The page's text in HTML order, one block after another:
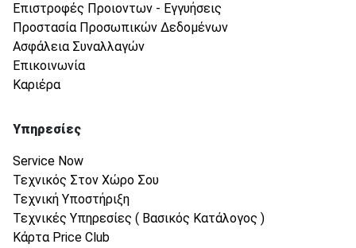
Επιστροφές Προιοντων - Εγγυήσεις
Προστασία Προσωπικών Δεδομένων
Ασφάλεια Συναλλαγών
Επικοινωνία
Καριέρα
Υπηρεσίες
Service Now
Τεχνικός Στον Χώρο Σου
Τεχνική Υποστήριξη
Τεχνικές Υπηρεσίες ( Βασικός Κατάλογος )
Κάρτα Price Club